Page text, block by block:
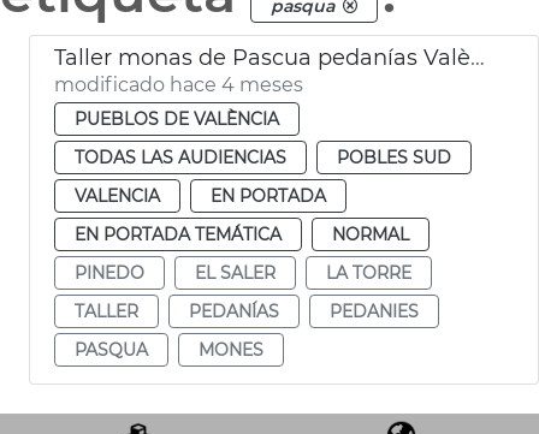
pasqua
Taller monas de Pascua pedanías València
modificado hace 4 meses
PUEBLOS DE VALÈNCIA
TODAS LAS AUDIENCIAS
POBLES SUD
VALENCIA
EN PORTADA
EN PORTADA TEMÁTICA
NORMAL
PINEDO
EL SALER
LA TORRE
TALLER
PEDANÍAS
PEDANIES
PASQUA
MONES